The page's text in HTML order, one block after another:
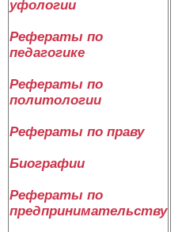
уфологии
Рефераты по
педагогике
Рефераты по
политологии
Рефераты по праву
Биографии
Рефераты по
предпринимательству